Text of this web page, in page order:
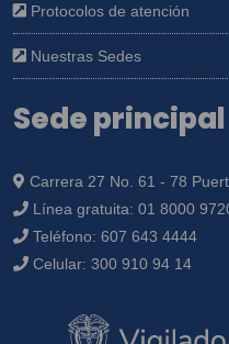
Protocolos de atención
Nuestras Sedes
Sede principal
Carrera 27 No. 61 - 78
Línea gratuita: 01 8000
Teléfono: 607 643 4444
Celular: 300 910 94 14